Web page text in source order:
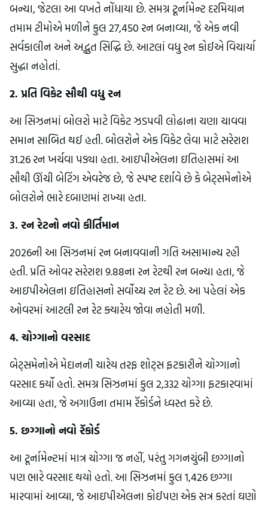
બન્યા, જેટલા આ વખતે નોંધાયા છે. સમગ્ર ટૂર્નામેન્ટ દરમિયાન
તમામ ટીમોએ મળીને કુલ 27,450 રન બનાવ્યા, જે એક નવી
સર્વકાલીન અને અદ્ભુત સિદ્ધિ છે. આટલાં વધુ રન કોઈએ વિચાર્યા
સુદ્ધા નહોતાં.
2. પ્રતિ વિકેટ સૌથી વધુ રન
આ સિઝનમાં બોલરો માટે વિકેટ ઝડપવી લોઢાના ચણા ચાવવા
સમાન સાબિત થઈ હતી. બોલરોને એક વિકેટ લેવા માટે સરેરાશ
31.26 રન ખર્ચવા પડ્યા હતા. આઇપીએલના ઇતિહાસમાં આ
સૌથી ઊંચી બેટિંગ એવરેજ છે, જે સ્પષ્ટ દર્શાવે છે કે બેટ્સમેનોએ
બોલરોને ભારે દબાણમાં રાખ્યા હતા.
3. રન રેટનો નવો કીર્તિમાન
2026ની આ સિઝનમાં રન બનાવવાની ગતિ અસામાન્ય રહી
હતી. પ્રતિ ઓવર સરેરાશ 9.88ના રન રેટથી રન બન્યા હતા, જે
આઇપીએલના ઇતિહાસનો સર્વોચ્ચ રન રેટ છે. આ પહેલાં એક
ઓવરમાં આટલી રન રેટ ક્યારેય જોવા નહોતી મળી.
4. ચોગ્ગાનો વરસાદ
બેટ્સમેનોએ મેદાનની ચારેય તરફ શોટ્સ ફટકારીને ચોગ્ગાનો
વરસાદ કર્યો હતો. સમગ્ર સિઝનમાં કુલ 2,332 ચોગ્ગા ફટકારવામાં
આવ્યા હતા, જે અગાઉના તમામ રૅકોર્ડને ધ્વસ્ત કરે છે.
5. છગ્ગાનો નવો રૅકોર્ડ
આ ટૂર્નામેન્ટમાં માત્ર ચોગ્ગા જ નહીં, પરંતુ ગગનચુંબી છગ્ગાનો
પણ ભારે વરસાદ થયો હતો. આ સિઝનમાં કુલ 1,426 છગ્ગા
મારવામાં આવ્યા, જે આઇપીએલના કોઈપણ એક સત્ર કરતાં ઘણો